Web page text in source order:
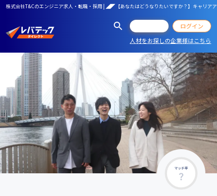
株式会社T&Cのエンジニア求人・転職・採用 | ◢◤【あなたはどうなりたいですか？】キャリ
ログイン
人材をお探しの企業様はこちら
マッチ率